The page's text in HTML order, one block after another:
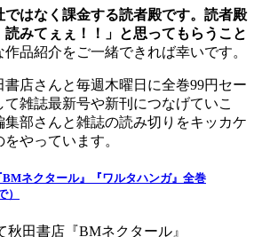
はなく課金する読者殿です。読者殿
みてぇぇ！！」と思ってもらうこと
品紹介をご一緒できれば幸いです。
店さんと毎週木曜日に全巻99円セー
雑誌最新号や新刊につなげていこ
集部さんと雑誌の読み切りをキッカケ
やっています。
BMネクタール』『ワルタハンガ』全巻
秋田書店『BMネクタール』